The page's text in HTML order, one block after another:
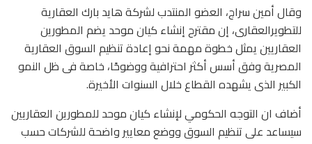
وقال أمين سراج، العضو المنتدب لشركة هايد بارك العقارية
للتطويرالعقارى، إن مقترح إنشاء كيان موحد يضم المطورين
العقاريين يمثل خطوة مهمة نحو إعادة تنظيم السوق العقارية
المصرية وفق أسس أكثر احترافية ووضوحًا، خاصة فى ظل النمو
الكبير الذى يشهده القطاع خلال السنوات الأخيرة.
أضاف ان التوجه الحكومي لإنشاء كيان موحد للمطورين العقاريين
سيساعد على تنظيم السوق ووضع معايير واضحة للشركات حسب